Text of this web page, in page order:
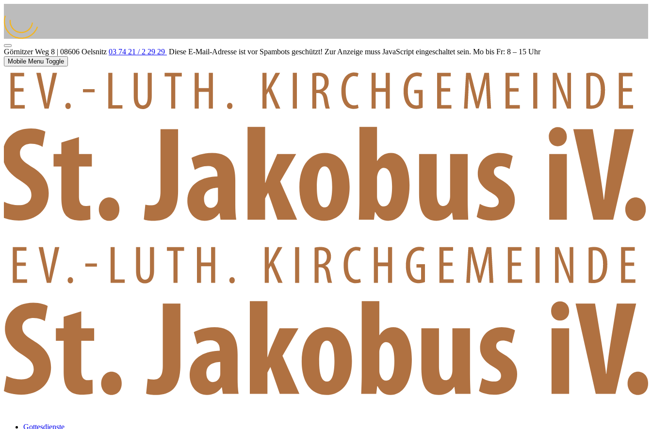
Görnitzer Weg 8 | 08606 Oelsnitz 03 74 21 / 2 29 29 Diese E-Mail-Adresse ist vor Spambots geschützt! Zur Anzeige muss JavaScript eingeschaltet sein. Mo bis Fr: 8 – 15 Uhr
Mobile Menu Toggle
Gottesdienste